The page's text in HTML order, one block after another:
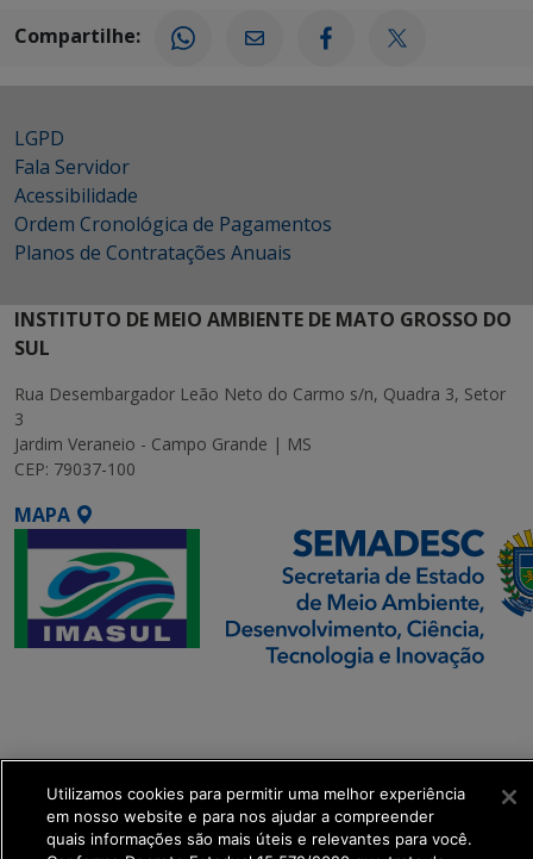
Compartilhe:
LGPD
Fala Servidor
Acessibilidade
Ordem Cronológica de Pagamentos
Planos de Contratações Anuais
INSTITUTO DE MEIO AMBIENTE DE MATO GROSSO DO
SUL
Rua Desembargador Leão Neto do Carmo s/n, Quadra 3, Setor
3
Jardim Veraneio - Campo Grande | MS
CEP: 79037-100
MAPA
Transformação Digital
get_footer();
Utilizamos cookies para permitir uma melhor experiência
em nosso website e para nos ajudar a compreender
quais informações são mais úteis e relevantes para você.